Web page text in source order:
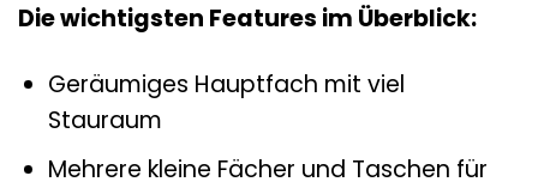
Die wichtigsten Features im Überblick:
Geräumiges Hauptfach mit viel
Stauraum
Mehrere kleine Fächer und Taschen für